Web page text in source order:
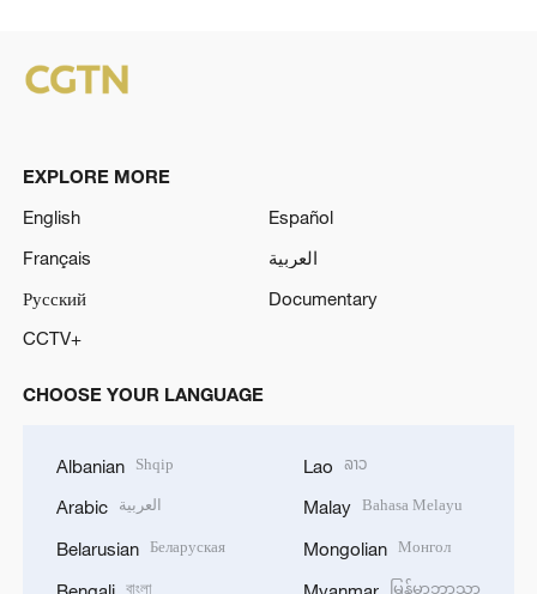
EXPLORE MORE
English
Español
Français
العربية
Русский
Documentary
CCTV+
CHOOSE YOUR LANGUAGE
Albanian Shqip
Arabic العربية
Belarusian Беларуская
বাংলা
Lao ລາວ
Malay Bahasa Melayu
Mongolian Монгол
မြန်မာဘာသာ